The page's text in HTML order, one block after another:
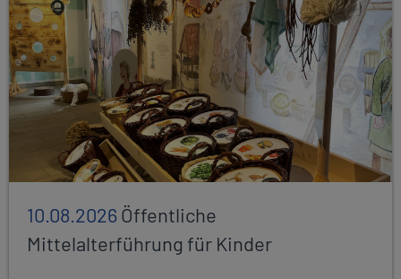
10.08.2026Öffentliche
Mittelalterführung für Kinder